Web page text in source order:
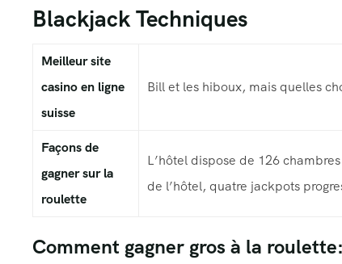
Blackjack Techniques
Meilleur site
casino en ligne
suisse
Bill et les hiboux, mais quelles
Façons de
gagner sur la
roulette
L’hôtel dispose de 126
de l’hôtel, quatre jackpots
Comment gagner gros à la